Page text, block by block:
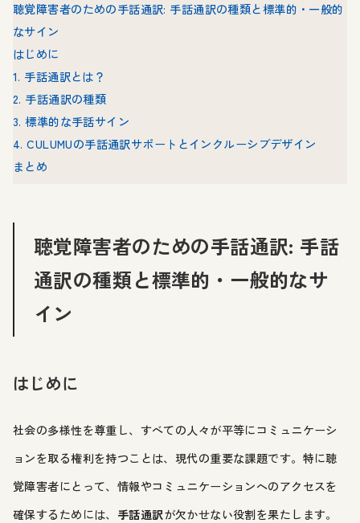
聴覚障害者のための手話通訳: 手話通訳の種類と標準的・一般的
なサイン
はじめに
1. 手話通訳とは？
2. 手話通訳の種類
3. 標準的な手話サイン
4. CULUMUの手話通訳サポートとインクルーシブデザイン
まとめ
聴覚障害者のための手話通訳: 手話
通訳の種類と標準的・一般的なサ
イン
はじめに
社会の多様性を尊重し、すべての人々が平等にコミュニケーシ
ョンを取る権利を持つことは、現代の重要な課題です。特に聴
覚障害者にとって、情報やコミュニケーションへのアクセスを
確保するためには、 手話通訳が欠かせない役割を果たします。